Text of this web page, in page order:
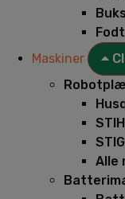
Maskiner
Alle